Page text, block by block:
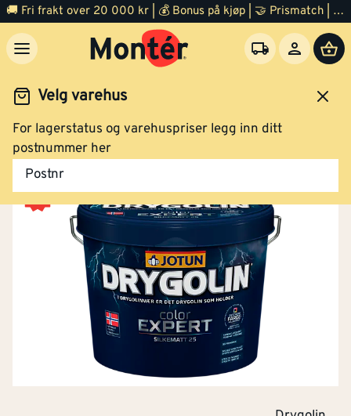
🚚 Fri frakt over 20 000 kr | 💰 Bonus på kjøp | 🤝 Prismatch | ⭐ 100% fornøyd garanti | 🏪 140 byggevarehus
Velg varehus
For lagerstatus og varehuspriser legg inn ditt
postnummer her
Postnr
Maling Utemaling
Maling Color Expert A-base 2,7 liter
Klikk og hent
Maling Color Expert hvit base 2,7 liter
Klikk og hent
Maling Color Expert B-base 2,7 liter